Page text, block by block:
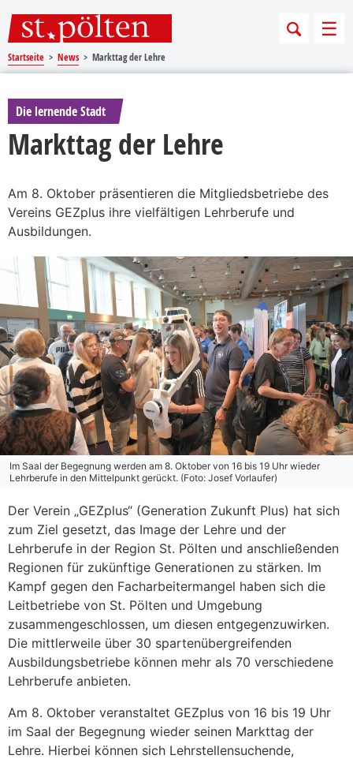
Startseite News Markttag der Lehre
Die lernende Stadt
Markttag der Lehre
Am 8. Oktober präsentieren die Mitgliedsbetriebe des
Vereins GEZplus ihre vielfältigen Lehrberufe und
Ausbildungen.
Im Saal der Begegnung werden am 8. Oktober von 16 bis 19 Uhr wieder
Lehrberufe in den Mittelpunkt gerückt. (Foto: Josef Vorlaufer)
Der Verein „GEZplus“ (Generation Zukunft Plus) hat sich
zum Ziel gesetzt, das Image der Lehre und der
Lehrberufe in der Region St. Pölten und anschließenden
Regionen für zukünftige Generationen zu stärken. Im
Kampf gegen den Facharbeitermangel haben sich die
Leitbetriebe von St. Pölten und Umgebung
zusammengeschlossen, um diesen entgegenzuwirken.
Die mittlerweile über 30 spartenübergreifenden
Ausbildungsbetriebe können mehr als 70 verschiedene
Lehrberufe anbieten.
Am 8. Oktober veranstaltet GEZplus von 16 bis 19 Uhr
im Saal der Begegnung wieder seinen Markttag der
Lehre. Hierbei können sich Lehrstellensuchende,